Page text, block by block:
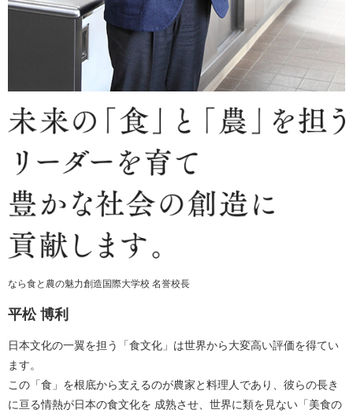
なら食と農の魅力創造国際大学校 名誉校長
平松 博利
日本文化の一翼を担う「食文化」は世界から大変高い評価を得てい
ます。
この「食」を根底から支えるのが農家と料理人であり、彼らの長き
に亘る情熱が日本の食文化を 成熟させ、世界に類を見ない「美食の